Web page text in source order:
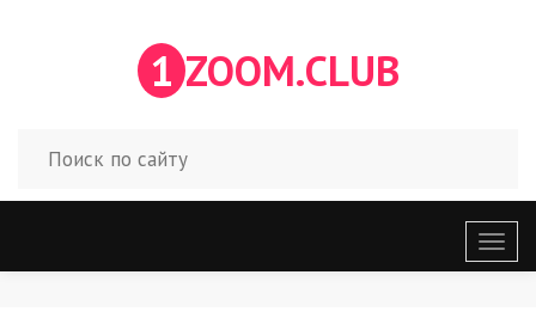
1 ZOOM.CLUB
меню